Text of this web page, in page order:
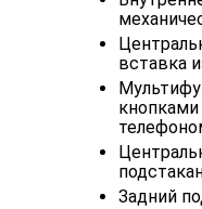
вставка
кнопками
Задний